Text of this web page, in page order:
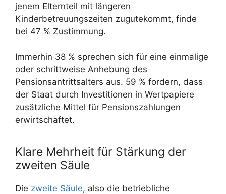
jenem Elternteil mit längeren
Kinderbetreuungszeiten zugutekommt, finde
bei 47 % Zustimmung.
Immerhin 38 % sprechen sich für eine einmalige
oder schrittweise Anhebung des
Pensionsantrittsalters aus. 59 % fordern, dass
der Staat durch Investitionen in Wertpapiere
zusätzliche Mittel für Pensionszahlungen
erwirtschaftet.
Klare Mehrheit für Stärkung der
zweiten Säule
Die zweite Säule, also die betriebliche